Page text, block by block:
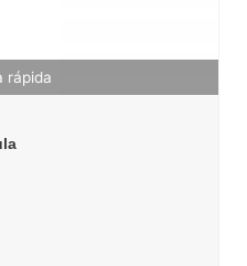
rápida